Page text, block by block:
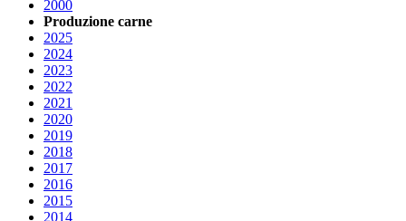
2000
Produzione carne
2025
2024
2023
2022
2021
2020
2019
2018
2017
2016
2015
2014